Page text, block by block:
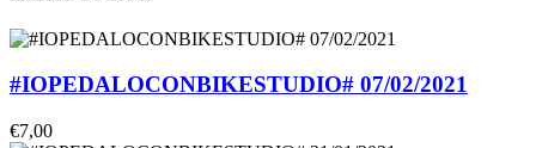
#IOPEDALOCONBIKESTUDIO# 07/02/2021
€7,00